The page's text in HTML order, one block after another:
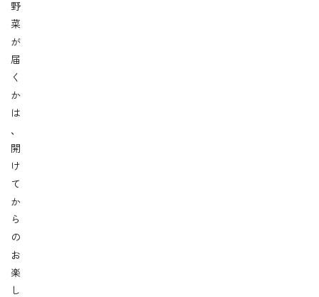
野
菜
が
届
く
か
は
、
開
け
て
か
ら
の
お
楽
し